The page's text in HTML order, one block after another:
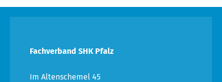
Fachverband SHK Pfalz
Im Altenschemel 45